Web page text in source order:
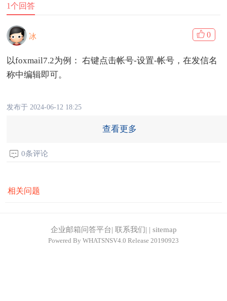
1个回答
冰 0
以foxmail7.2为例： 右键点击帐号-设置-帐号，在发信名
称中编辑即可。
发布于 2024-06-12 18:25
查看更多
0条评论
相关问题
企业邮箱问答平台| 联系我们 | | sitemap
Powered By WHATSNSV4.0 Release 20190923